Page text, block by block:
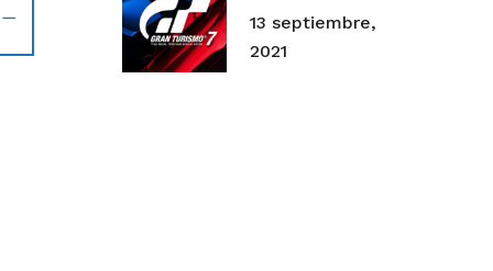
13 septiembre,
2021